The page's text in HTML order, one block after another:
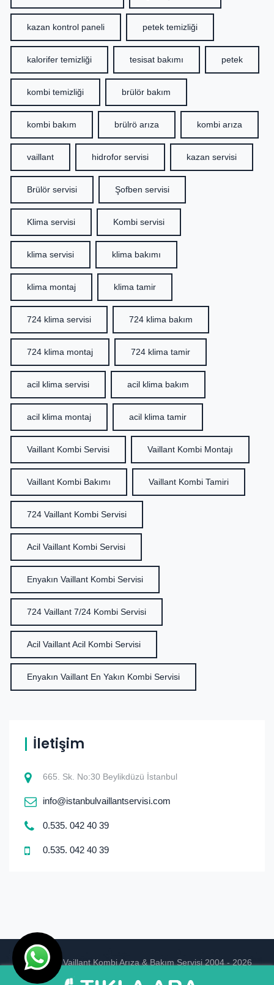
kazan kontrol paneli petek temizliği
kalorifer temizliği tesisat bakımı petek
kombi temizliği brülör bakım
kombi bakım brülrö arıza kombi arıza
vaillant hidrofor servisi kazan servisi
Brülör servisi Şofben servisi
Klima servisi Kombi servisi
klima servisi klima bakımı
klima montaj klima tamir
724 klima servisi 724 klima bakım
724 klima montaj 724 klima tamir
acil klima servisi acil klima bakım
acil klima montaj acil klima tamir
Vaillant Kombi Servisi Vaillant Kombi Montajı
Vaillant Kombi Bakımı Vaillant Kombi Tamiri
724 Vaillant Kombi Servisi
Acil Vaillant Kombi Servisi
Enyakın Vaillant Kombi Servisi
724 Vaillant 7/24 Kombi Servisi
Acil Vaillant Acil Kombi Servisi
Enyakın Vaillant En Yakın Kombi Servisi
İletişim
665. Sk. No:30 Beylikdüzü İstanbul
info@istanbulvaillantservisi.com
0.535. 042 40 39
0.535. 042 40 39
© istanbul Vaillant Kombi Arıza & Bakım Servisi 2004 - 2026
Tasarım Ankara Hosting